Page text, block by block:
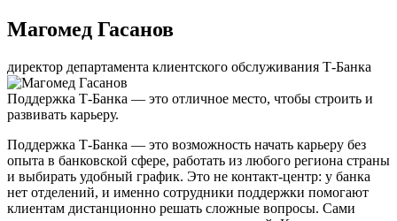
Магомед Гасанов
директор департамента клиентского обслуживания Т-Банка
Поддержка Т-Банка — это отличное место, чтобы строить и
развивать карьеру.
Поддержка Т-Банка — это возможность начать карьеру без
опыта в банковской сфере, работать из любого региона страны
и выбирать удобный график. Это не контакт-центр: у банка
нет отделений, и именно сотрудники поддержки помогают
клиентам дистанционно решать сложные вопросы. Сами